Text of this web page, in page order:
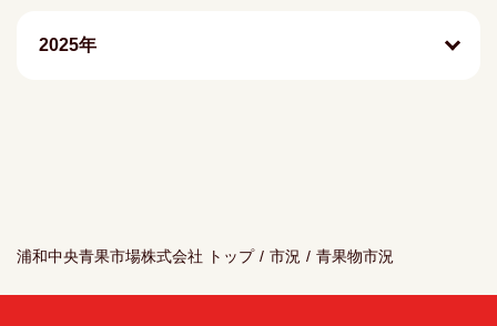
2025年
浦和中央青果市場株式会社 トップ / 市況 / 青果物市況